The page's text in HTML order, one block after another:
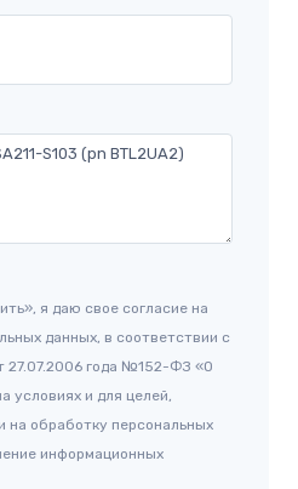
я даю свое согласие на
данных, в соответствии с
27.07.2006 года №152-ФЗ «О
условиях и для целей,
на обработку персональных
информационных